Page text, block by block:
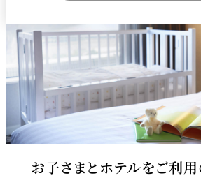
お子さまとホテルをご利